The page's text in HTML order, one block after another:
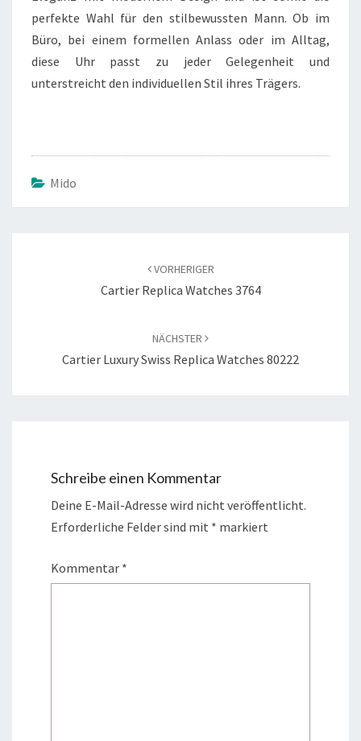
perfekte Wahl für den stilbewussten Mann. Ob im
Büro, bei einem formellen Anlass oder im Alltag,
diese Uhr passt zu jeder Gelegenheit und
unterstreicht den individuellen Stil ihres Trägers.
Mido
VORHERIGER
Cartier Replica Watches 3764
NÄCHSTER
Cartier Luxury Swiss Replica Watches 80222
Schreibe einen Kommentar
Deine E-Mail-Adresse wird nicht veröffentlicht.
Erforderliche Felder sind mit * markiert
Kommentar *